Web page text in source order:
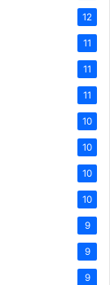
12
11
11
11
10
10
10
10
9
9
9